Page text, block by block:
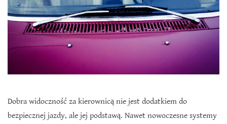
Dobra widoczność za kierownicą nie jest dodatkiem do
bezpiecznej jazdy, ale jej podstawą. Nawet nowoczesne systemy